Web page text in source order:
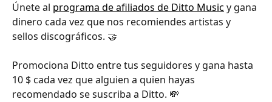
Únete al programa de afiliados de Ditto Music y gana
dinero cada vez que nos recomiendes artistas y
sellos discográficos. 🤝
Promociona Ditto entre tus seguidores y gana hasta
10 $ cada vez que alguien a quien hayas
recomendado se suscriba a Ditto. 💸